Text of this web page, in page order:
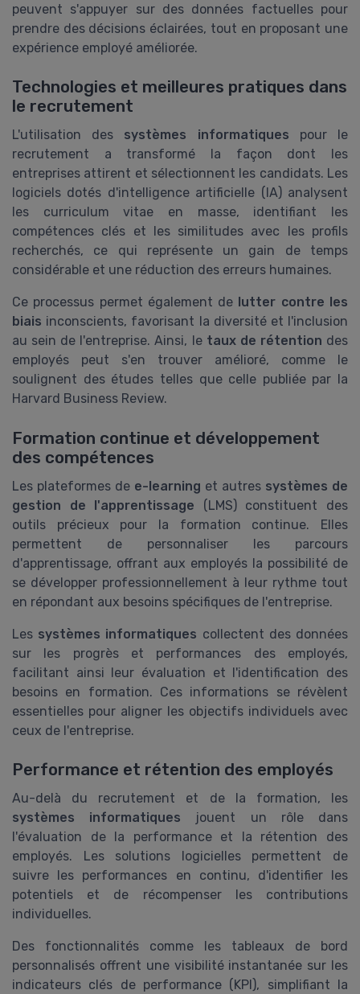
peuvent s'appuyer sur des données factuelles pour
prendre des décisions éclairées, tout en proposant une
expérience employé améliorée.
Technologies et meilleures pratiques dans
le recrutement
L'utilisation des systèmes informatiques pour le
recrutement a transformé la façon dont les
entreprises attirent et sélectionnent les candidats. Les
logiciels dotés d'intelligence artificielle (IA) analysent
les curriculum vitae en masse, identifiant les
compétences clés et les similitudes avec les profils
recherchés, ce qui représente un gain de temps
considérable et une réduction des erreurs humaines.
Ce processus permet également de lutter contre les
biais inconscients, favorisant la diversité et l'inclusion
au sein de l'entreprise. Ainsi, le taux de rétention des
employés peut s'en trouver amélioré, comme le
soulignent des études telles que celle publiée par la
Harvard Business Review.
Formation continue et développement
des compétences
Les plateformes de e-learning et autres systèmes de
gestion de l'apprentissage (LMS) constituent des
outils précieux pour la formation continue. Elles
permettent de personnaliser les parcours
d'apprentissage, offrant aux employés la possibilité de
se développer professionnellement à leur rythme tout
en répondant aux besoins spécifiques de l'entreprise.
Les systèmes informatiques collectent des données
sur les progrès et performances des employés,
facilitant ainsi leur évaluation et l'identification des
besoins en formation. Ces informations se révèlent
essentielles pour aligner les objectifs individuels avec
ceux de l'entreprise.
Performance et rétention des employés
Au-delà du recrutement et de la formation, les
systèmes informatiques jouent un rôle dans
l'évaluation de la performance et la rétention des
employés. Les solutions logicielles permettent de
suivre les performances en continu, d'identifier les
potentiels et de récompenser les contributions
individuelles.
Des fonctionnalités comme les tableaux de bord
personnalisés offrent une visibilité instantanée sur les
indicateurs clés de performance (KPI), simplifiant la